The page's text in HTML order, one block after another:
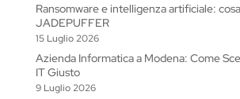
Ransomware e intelligenza artificiale:
JADEPUFFER
15 Luglio 2026
Azienda Informatica a Modena: Come
IT Giusto
9 Luglio 2026